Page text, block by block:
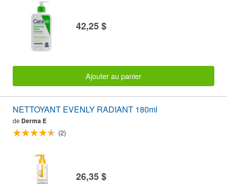
42,25 $
Ajouter au panier
NETTOYANT EVENLY RADIANT 180ml
de Derma E
(2)
26,35 $